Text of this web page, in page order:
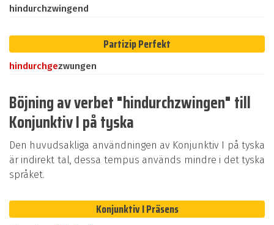
hindurchzwingend
Partizip Perfekt
hindurchgezwungen
Böjning av verbet "hindurchzwingen" till
Konjunktiv I på tyska
Den huvudsakliga användningen av Konjunktiv I på tyska
är indirekt tal, dessa tempus används mindre i det tyska
språket.
Konjunktiv I Präsens